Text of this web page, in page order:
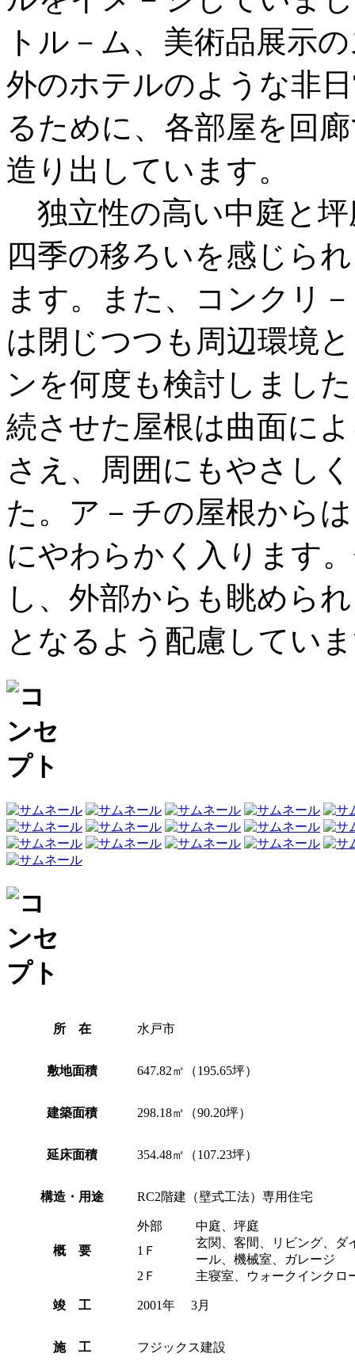
トル－ム、美術品展示
外のホテルのような非
るために、各部屋を回
造り出しています。
独立性の高い中庭と
四季の移ろいを感じら
ます。また、コンクリ
は閉じつつも周辺環境
ンを何度も検討しまし
続させた屋根は曲面に
さえ、周囲にもやさし
た。ア－チの屋根から
にやわらかく入ります
し、外部からも眺めら
となるよう配慮してい
所 在 水戸市
敷地面積 647.82㎡（195.65坪）
建築面積 298.18㎡（90.20坪）
延床面積 354.48㎡（107.23坪）
構造・用途 RC2階建（壁式工法）専用住宅
概 要
外部
中庭、坪庭
1Ｆ
玄関、客間、リビング、ダ
ール、機械室、ガレージ
2Ｆ
主寝室、ウォークインク
竣 工 2001年 3月
施 工 フジックス建設